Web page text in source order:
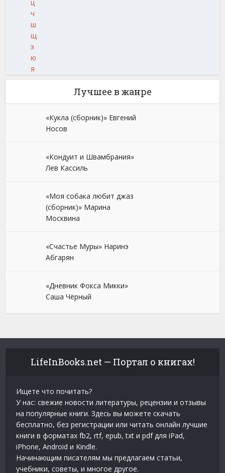
ц
ч
ш
щ
э
ю
я
Лучшее в жанре
«Кукла (сборник)» Евгений
Носов
«Кондуит и Швамбрания»
Лев Кассиль
«Моя собака любит джаз
(сборник)» Марина
Москвина
«Счастье Муры» Наринэ
Абгарян
«Дневник Фокса Микки»
Саша Чёрный
LifeInBooks.net — Портал о книгах!
Ищете что почитать?
У нас: свежие новости литературы, рецензии и отзывы
на популярные книги. Здесь вы можете скачать
бесплатно, без регистрации или читать онлайн лучшие
книги в форматах fb2, rtf, epub, txt и pdf для iPad,
iPhone, Android и Kindle.
Начинающим писателям мы предлагаем статьи,
учебники, советы, и многое другое.